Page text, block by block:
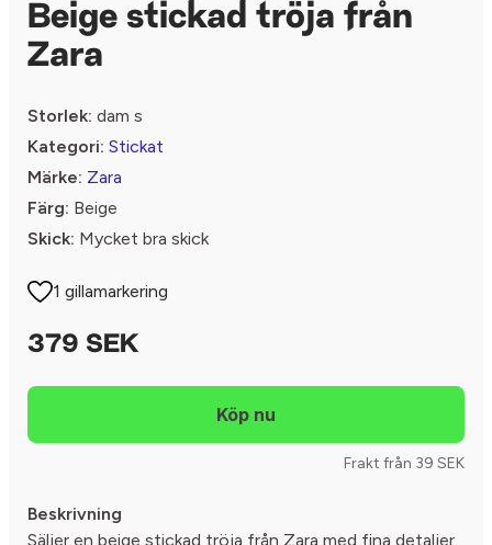
Beige stickad tröja från
Zara
Storlek: dam s
Kategori: Stickat
Märke: Zara
Färg: Beige
Skick: Mycket bra skick
1 gillamarkering
379 SEK
Frakt från 39 SEK
Beskrivning
Säljer en beige stickad tröja från Zara med fina detaljer.